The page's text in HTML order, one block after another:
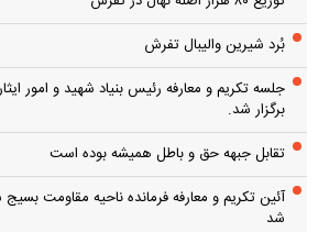
بُرد شیرین والیبال تفرش
جلسه تکریم و معارفه رئیس بنیاد شهید و امور
برگزار شد.
تقابل جبهه حق و باطل همیشه بوده است
آئین تکریم و معارفه فرمانده ناحیه مقاومت
شد